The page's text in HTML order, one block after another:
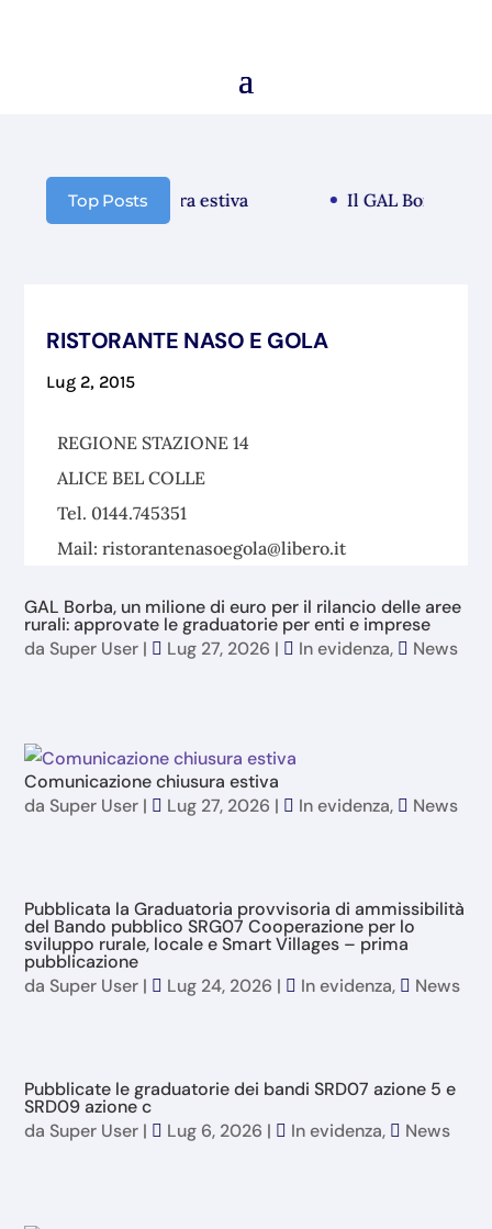
Top Posts
chiusura estiva Il GAL Borba
RISTORANTE NASO E GOLA
Lug 2, 2015
REGIONE STAZIONE 14
ALICE BEL COLLE
Tel. 0144.745351
Mail: ristorantenasoegola@libero.it
GAL Borba, un milione di euro per il rilancio delle aree
rurali: approvate le graduatorie per enti e imprese
da Super User | Lug 27, 2026 | In evidenza, News
Comunicazione chiusura estiva
da Super User | Lug 27, 2026 | In evidenza, News
Pubblicata la Graduatoria provvisoria di ammissibilità
del Bando pubblico SRG07 Cooperazione per lo
sviluppo rurale, locale e Smart Villages – prima
pubblicazione
da Super User | Lug 24, 2026 | In evidenza, News
Pubblicate le graduatorie dei bandi SRD07 azione 5 e
SRD09 azione c
da Super User | Lug 6, 2026 | In evidenza, News